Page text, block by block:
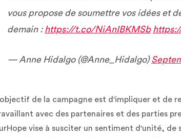
vous propose de soumettre vos idées et
demain : https://t.co/NiAnIBKMSb
— Anne Hidalgo (@Anne_Hidalgo)
de la campagne est d'impliquer et de
avec des partenaires et des parties
vise à susciter un sentiment d'unité,